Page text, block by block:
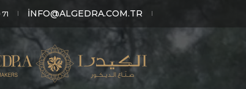
INFO@ALGEDRA.COM.TR